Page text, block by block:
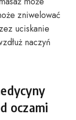
zniwelować
uciskanie
naczyń
oczami